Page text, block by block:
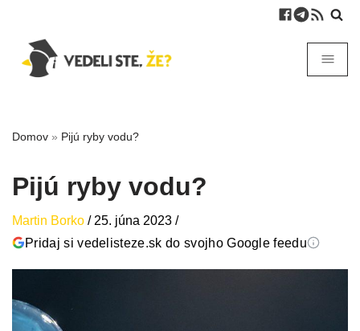
Domov » Pijú ryby vodu?
Pijú ryby vodu?
Martin Borko / 25. júna 2023 /
Pridaj si vedelisteze.sk do svojho Google feedu